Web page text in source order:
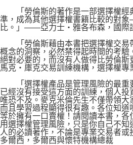
「勞倫斯的著作是一部選擇權經
準，成為其他選擇權書籍比較的對
比。」——亞力士‧雅各布森，國際
「勞倫斯藉由本書把選擇權交易
概念的洞察，必然禁得起時間的考驗
絕對必要的，而沒有人做得比勞倫
馬克‧庫克交易訓練機構，選擇權專
「選擇權產品是管理風險的最重
已經沒有接受這方面的訓練，個人投
唯恐不及。麥克米倫先生不僅帶領大
而且學習過程顯得很有趣。各位知
等於擁有一口賣權！請閱讀本書，各
用選擇權管理風險，只是你自己不
人的必讀著作，不論是專業交易者
多爾西，多爾西與懷特機構總裁